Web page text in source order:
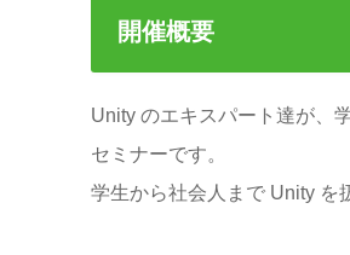
開催概要
Unity のエキスパート達が、
セミナーです。
学生から社会人まで Unity を